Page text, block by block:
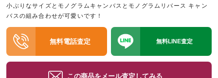
小ぶりなサイズとモノグラムキャンバスとモノグラムリバース キャン
バスの組み合わせが可愛いです！
無料電話査定 無料LINE査定
この商品をメール査定してみる